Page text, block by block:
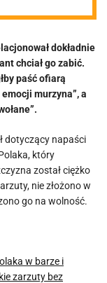
dokładnie
chciał go zabić.
paść ofiarą
murzyna”, a
dotyczący napaści
który
został ciężko
nie złożono w
go na wolność.
w barze i
zarzuty bez